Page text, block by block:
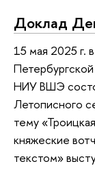
Доклад
15 мая 2025 г.
НИУ ВШЭ
Летописного
тему
княжеские
текстом»